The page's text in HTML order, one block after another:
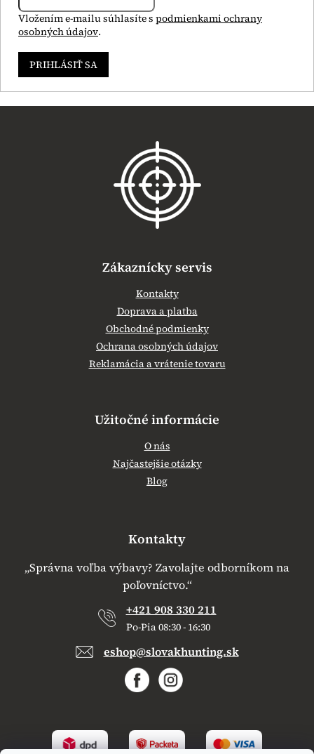
Vložením e-mailu súhlasíte s podmienkami ochrany
osobných údajov.
PRIHLÁSIŤ SA
Z
Zákaznícky servis
Kontakty
Doprava a platba
Obchodné podmienky
Ochrana osobných údajov
Reklamácia a vrátenie tovaru
Užitočné informácie
O nás
Najčastejšie otázky
Blog
Kontakty
„Správna voľba výbavy? Zavolajte odborníkom na
poľovníctvo.“
+421 908 330 211
Po-Pia 08:30 - 16:30
eshop@slovakhunting.sk